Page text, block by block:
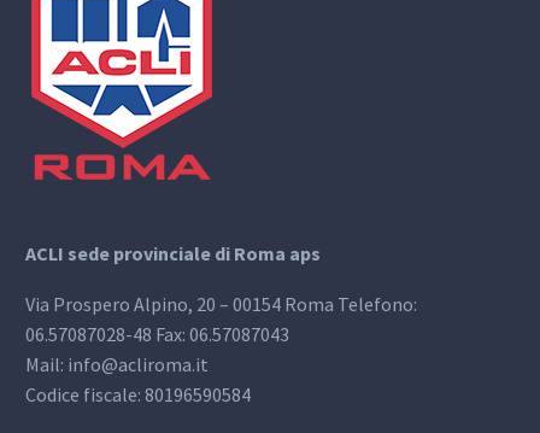
ACLI sede provinciale di Roma aps
Via Prospero Alpino, 20 – 00154 Roma Telefono:
06.57087028-48 Fax: 06.57087043
Mail: info@acliroma.it
Codice fiscale: 80196590584